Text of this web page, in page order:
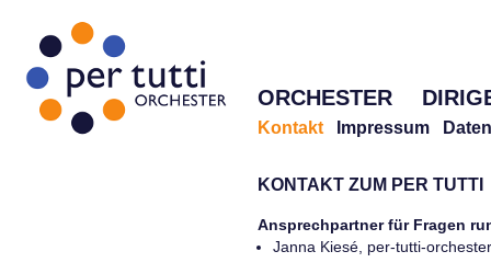
ORCHESTER
Kontakt Impressum
KONTAKT ZUM PER TUTTI
Ansprechpartner für Fragen
Janna Kiesé, per-tutti-